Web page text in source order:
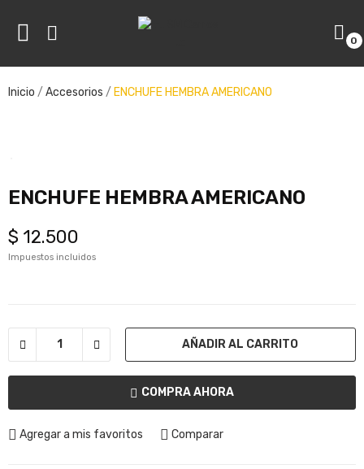
0
Inicio Accesorios ENCHUFE HEMBRA AMERICANO
ENCHUFE HEMBRA AMERICANO
$ 12.500
Impuestos incluidos
AÑADIR AL CARRITO
COMPRA AHORA
Agregar a mis favoritos Comparar